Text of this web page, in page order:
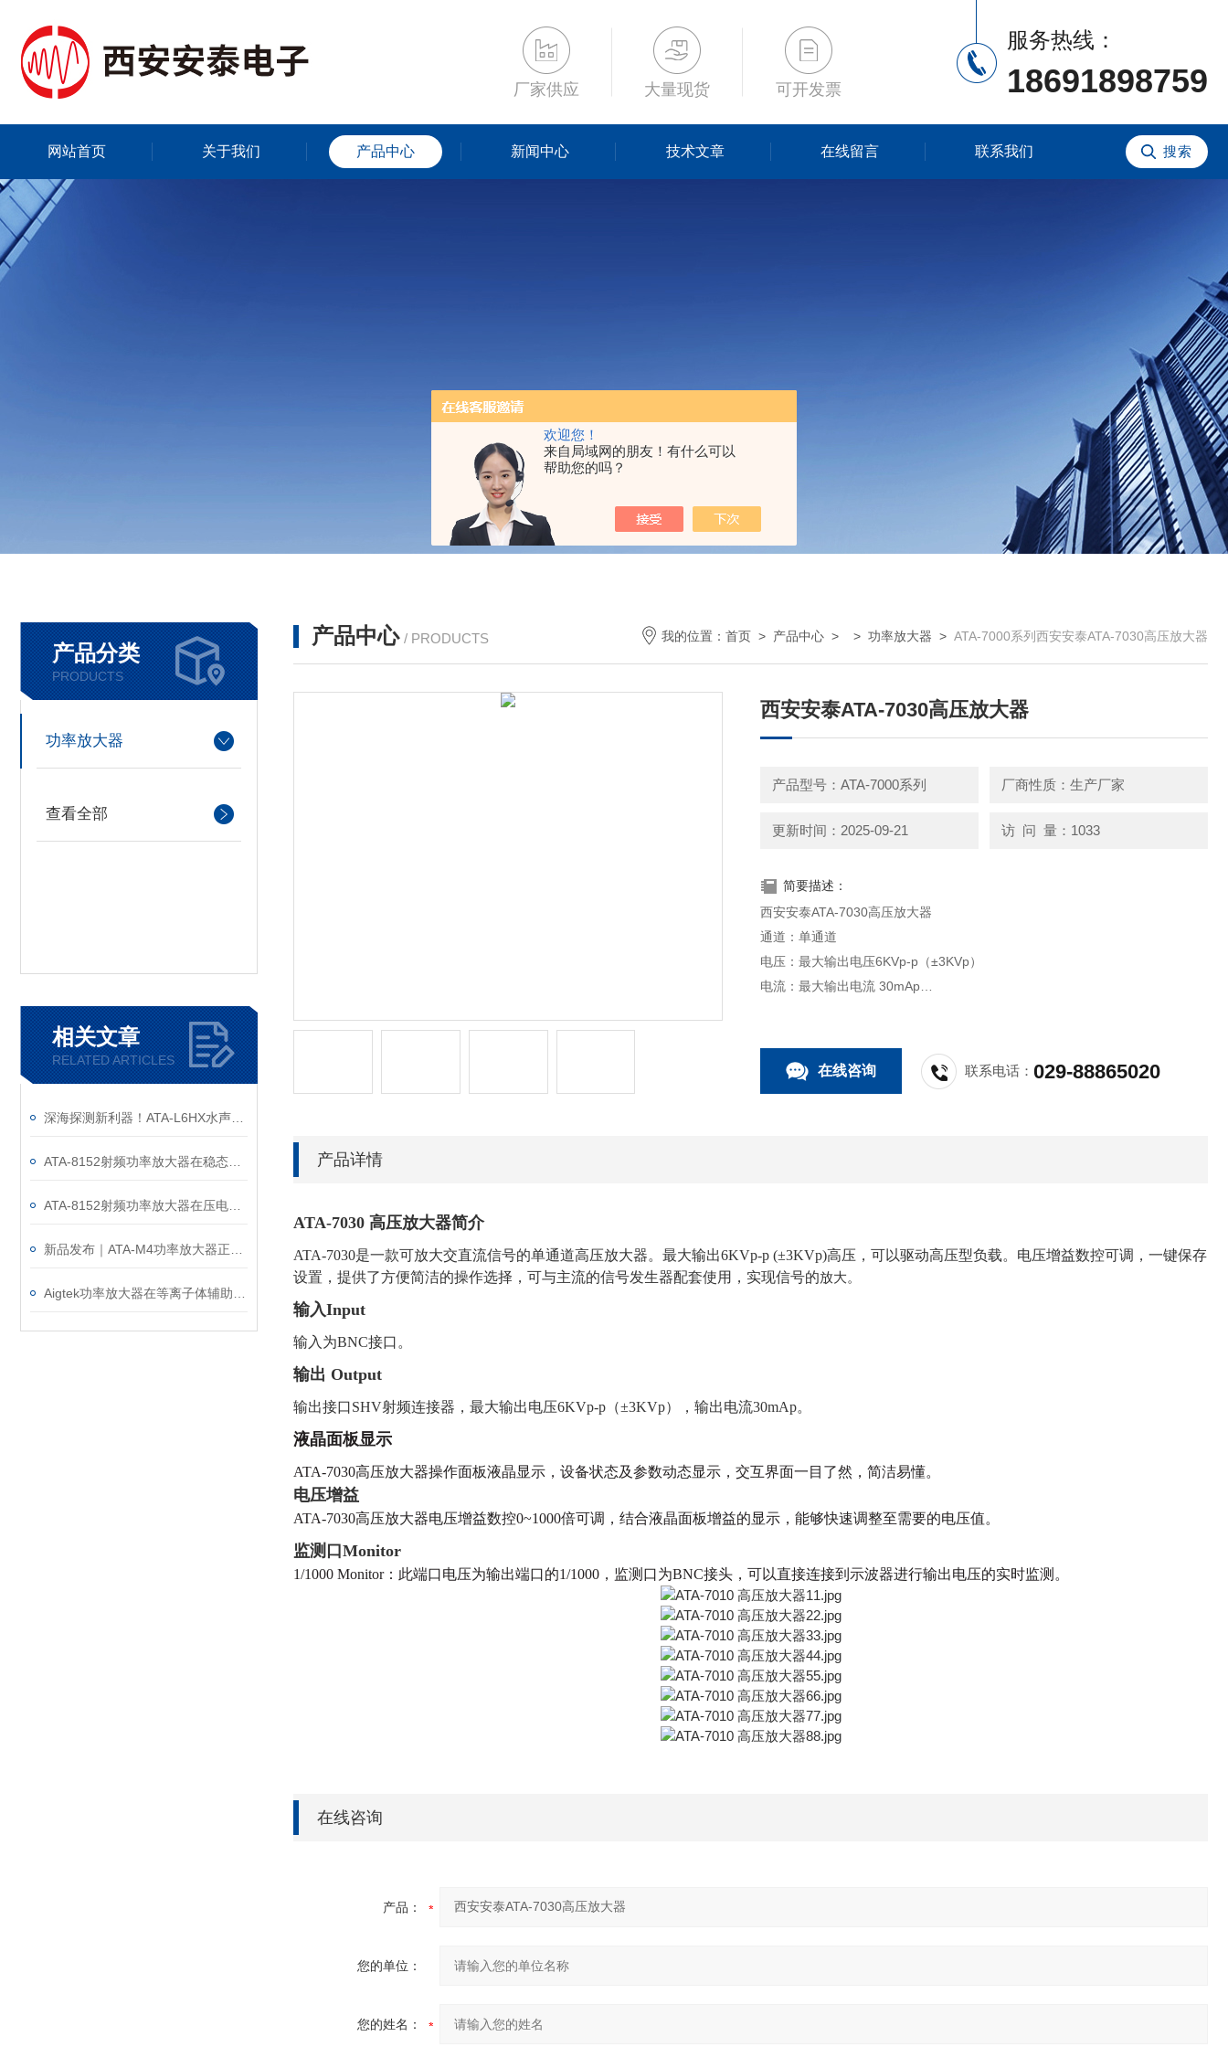
欢迎您！
来自局域网的朋友！有什么可以
帮助您的吗？
厂家供应 大量现货 可开发票
服务热线：
18691898759
网站首页 关于我们 产品中心 新闻中心 技术文章 在线留言 联系我们
产品分类
PRODUCTS
功率放大器
查看全部
相关文章
RELATED ARTICLES
产品中心 / PRODUCTS 我的位置： 首页 > 产品中心 > > 功率放大器 > ATA-7000系列西安安泰ATA-7030高压放大器
西安安泰ATA-7030高压放大器
产品型号：ATA-7000系列 厂商性质：生产厂家
更新时间：2025-09-21 访 问 量：1033
简要描述：
西安安泰ATA-7030高压放大器
通道：单通道
电压：最大输出电压6KVp-p（±3KVp）
电流：最大输出电流 30mAp
在线咨询 联系电话：029-88865020
产品详情
ATA-7030 高压放大器简介
ATA-7030是一款可放大交直流信号的单通道高压放大器。最大输出6KVp-p (±3KVp)高压，可以驱动高压型负载。电压增益数控可调，一键保存
设置，提供了方便简洁的操作选择，可与主流的信号发生器配套使用，实现信号的放大。
输入Input
输入为BNC接口。
输出 Output
输出接口SHV射频连接器，最大输出电压6KVp-p（±3KVp），输出电流30mAp。
液晶面板显示
ATA-7030高压放大器操作面板液晶显示，设备状态及参数动态显示，交互界面一目了然，简洁易懂。
电压增益
ATA-7030高压放大器电压增益数控0~1000倍可调，结合液晶面板增益的显示，能够快速调整至需要的电压值。
监测口Monitor
1/1000 Monitor：此端口电压为输出端口的1/1000，监测口为BNC接头，可以直接连接到示波器进行输出电压的实时监测。
在线咨询
产品：
您的单位：
您的姓名：